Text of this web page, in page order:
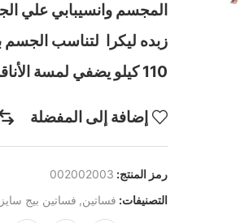
المجسم وانسيبابي علي
110 كيلو يضفي لمسة الأناقة والتميز اطلبية الأن قبل نفاذ الكمية
إضافة إلى المفضلة
رمز المنتج: 002002003
التصنيفات: فساتين, فساتين بيج سايز